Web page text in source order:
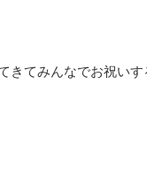
きてみんなでお祝い